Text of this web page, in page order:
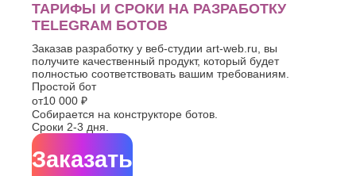
Москва
Мурманск
Муром
Мытищи
Н
Набережные
Челны
Нальчик
Невинномысск
Нефтекамск
Ш
Э
Электросталь
Энгельс
Я
Ялта
Ярославль
ТАРИФЫ И СРОКИ НА РАЗРАБОТКУ
TELEGRAM БОТОВ
Заказав разработку у веб-студии art-web.ru, вы
получите качественный продукт, который будет
полностью соответствовать вашим требованиям.
Простой бот
от10 000 ₽
Собирается на конструкторе ботов.
Сроки 2-3 дня.
Заказать